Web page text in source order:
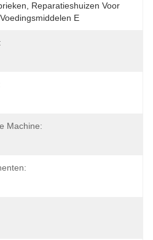
Reparatieshuizen Voor
E
Machine: